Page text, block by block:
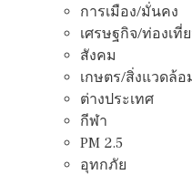
การเมือง/มั่นคง
เศรษฐกิจ/ท่องเที่
สังคม
เกษตร/สิ่งแวดล้อ
ต่างประเทศ
กีฬา
PM 2.5
อุทกภัย